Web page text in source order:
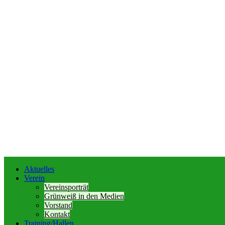
Aktuelles
Verein
Vereinsporträt
Grünweiß in den Medien
Vorstand
Kontakt
Training/Hallen